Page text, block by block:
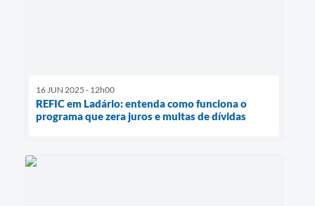
16 JUN 2025 - 12h00
REFIC em Ladário: entenda como funciona o
programa que zera juros e multas de dívidas